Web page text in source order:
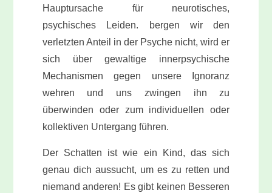
Hauptursache für neurotisches,
psychisches Leiden. bergen wir den
verletzten Anteil in der Psyche nicht, wird er
sich über gewaltige innerpsychische
Mechanismen gegen unsere Ignoranz
wehren und uns zwingen ihn zu
überwinden oder zum individuellen oder
kollektiven Untergang führen.
Der Schatten ist wie ein Kind, das sich
genau dich aussucht, um es zu retten und
niemand anderen! Es gibt keinen Besseren